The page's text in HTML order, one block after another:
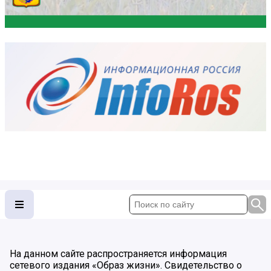
На данном сайте распространяется информация
сетевого издания «Образ жизни». Свидетельство о